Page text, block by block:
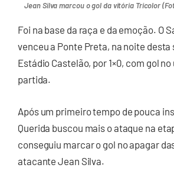
Jean Silva marcou o gol da vitória Tricolor
Foi na base da raça e da emoção. O
venceu a Ponte Preta, na noite
Estádio Castelão, por 1×0, com gol
partida.
Após um primeiro tempo de pouca
Querida buscou mais o ataque na
conseguiu marcar o gol no apagar
atacante Jean Silva.